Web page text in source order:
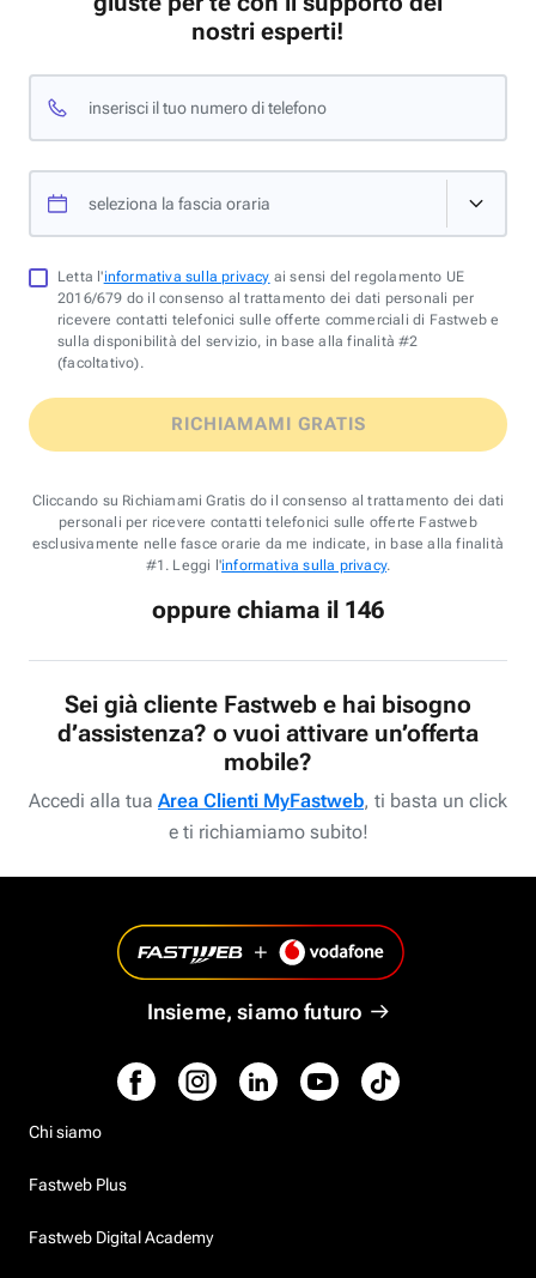
nostri esperti!
inserisci il tuo numero di telefono
seleziona la fascia oraria
Letta l'informativa sulla privacy ai sensi del regolamento UE
2016/679 do il consenso al trattamento dei dati personali per
ricevere contatti telefonici sulle offerte commerciali di Fastweb e
sulla disponibilità del servizio, in base alla finalità #2
(facoltativo).
RICHIAMAMI GRATIS
Cliccando su Richiamami Gratis do il consenso al trattamento dei dati
personali per ricevere contatti telefonici sulle offerte Fastweb
esclusivamente nelle fasce orarie da me indicate, in base alla finalità
#1. Leggi l'informativa sulla privacy.
oppure chiama il 146
Sei già cliente Fastweb e hai bisogno
d’assistenza? o vuoi attivare un’offerta
mobile?
Accedi alla tua Area Clienti MyFastweb, ti basta un click
e ti richiamiamo subito!
Insieme, siamo futuro
Chi siamo
Fastweb Plus
Fastweb Digital Academy